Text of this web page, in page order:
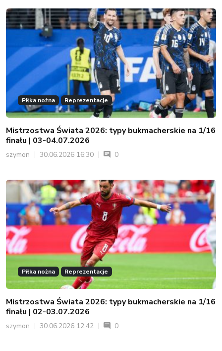
Piłka nożna Reprezentacje
Mistrzostwa Świata 2026: typy bukmacherskie na 1/16
finału | 03-04.07.2026
szymon 30.06.2026 16:30 0
Piłka nożna Reprezentacje
Mistrzostwa Świata 2026: typy bukmacherskie na 1/16
finału | 02-03.07.2026
szymon 30.06.2026 12:42 0